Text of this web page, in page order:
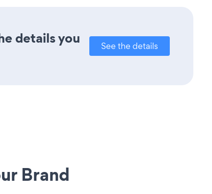
details you
See the details
Brand